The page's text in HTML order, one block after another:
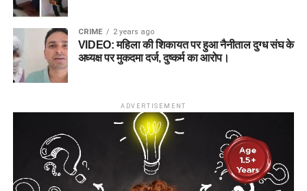
CRIME 2 years ago
VIDEO: महिला की शिकायत पर हुआ नैनीताल दुग्ध संघ के
अध्यक्ष पर मुकदमा दर्ज, दुष्कर्म का आरोप।
ADVERTISEMENT